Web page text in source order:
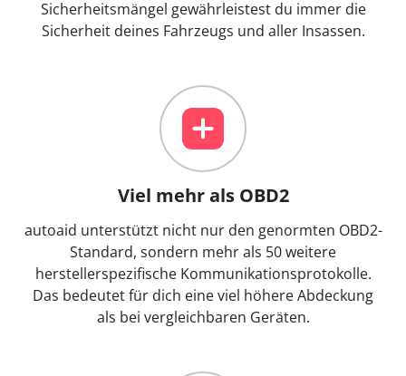
Sicherheitsmängel gewährleistest du immer die
Sicherheit deines Fahrzeugs und aller Insassen.
Viel mehr als OBD2
autoaid unterstützt nicht nur den genormten OBD2-
Standard, sondern mehr als 50 weitere
herstellerspezifische Kommunikationsprotokolle.
Das bedeutet für dich eine viel höhere Abdeckung
als bei vergleichbaren Geräten.